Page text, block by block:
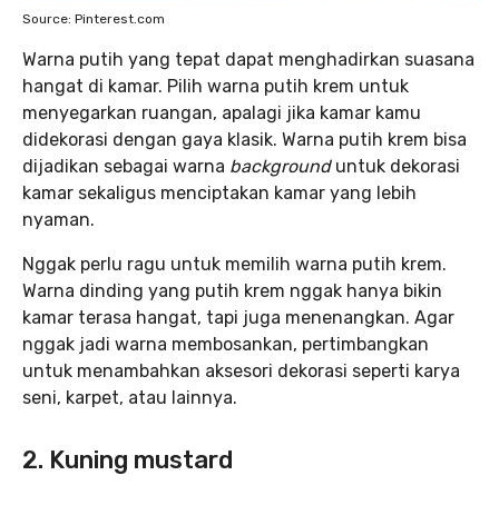
Source: Pinterest.com
Warna putih yang tepat dapat menghadirkan suasana
hangat di kamar. Pilih warna putih krem untuk
menyegarkan ruangan, apalagi jika kamar kamu
didekorasi dengan gaya klasik. Warna putih krem bisa
dijadikan sebagai warna background untuk dekorasi
kamar sekaligus menciptakan kamar yang lebih
nyaman.
Nggak perlu ragu untuk memilih warna putih krem.
Warna dinding yang putih krem nggak hanya bikin
kamar terasa hangat, tapi juga menenangkan. Agar
nggak jadi warna membosankan, pertimbangkan
untuk menambahkan aksesori dekorasi seperti karya
seni, karpet, atau lainnya.
2. Kuning mustard